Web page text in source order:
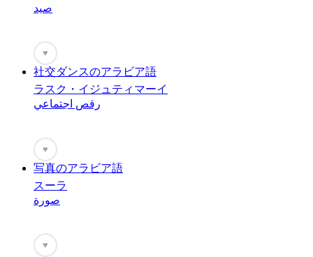
صيد
♥
社交ダンスのアラビア語
ラスク・イジュティマーイ
رقص اجتماعي
♥
写真のアラビア語
スーラ
صورة
♥